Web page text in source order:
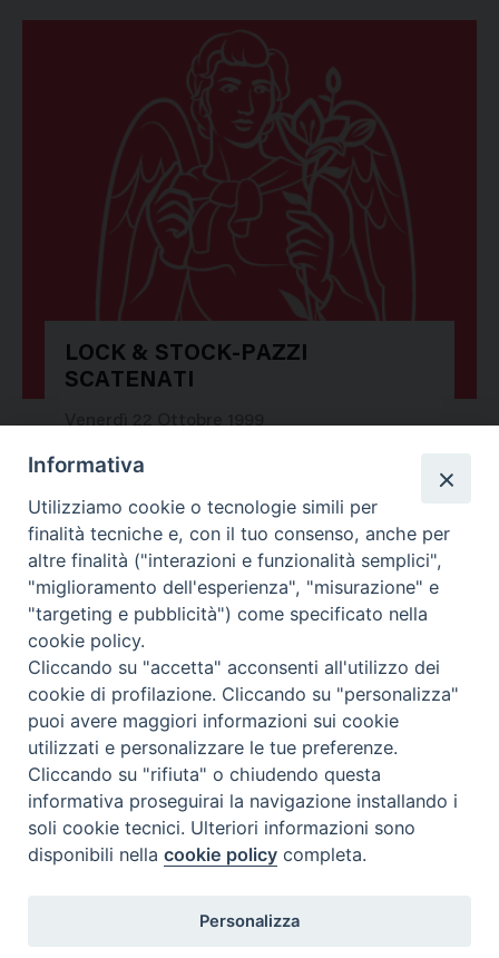
LOCK & STOCK-PAZZI
SCATENATI
Contatti & Info
C.ne Aurelia, 50 – 00165 Roma
Contatti
Scrivi a: cnvf@chiesacattolica.it
Informativa
Utilizziamo cookie o tecnologie simili per
finalità tecniche e, con il tuo consenso, anche per
altre finalità ("interazioni e funzionalità semplici",
"miglioramento dell'esperienza", "misurazione" e
"targeting e pubblicità") come specificato nella
cookie policy.
Cliccando su "accetta" acconsenti all'utilizzo dei
cookie di profilazione. Cliccando su "personalizza"
puoi avere maggiori informazioni sui cookie
utilizzati e personalizzare le tue preferenze.
Cliccando su "rifiuta" o chiudendo questa
informativa proseguirai la navigazione installando i
soli cookie tecnici. Ulteriori informazioni sono
disponibili nellacookie policy completa.
Personalizza